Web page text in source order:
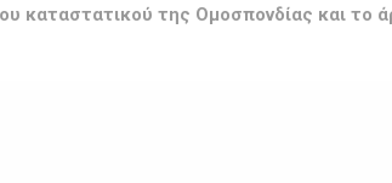
καταστατικού της Ομοσπονδίας και το